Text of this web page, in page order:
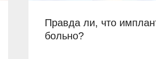
Правда ли, что
больно?